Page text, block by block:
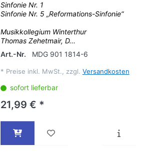
Sinfonie Nr. 1
Sinfonie Nr. 5 „Reformations-Sinfonie“
Musikkollegium Winterthur
Thomas Zehetmair, D...
Art.-Nr.
MDG 901 1814-6
* Preise inkl. MwSt., zzgl. Versandkosten
sofort lieferbar
21,99 € *